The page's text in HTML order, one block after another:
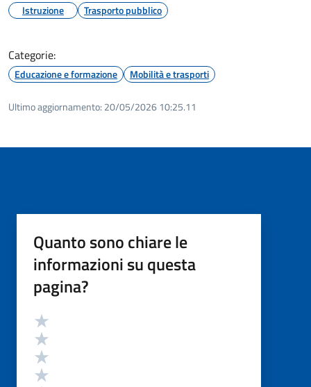
Istruzione Trasporto pubblico
Categorie:
Educazione e formazione Mobilità e trasporti
Ultimo aggiornamento: 20/05/2026 10:25.11
Quanto sono chiare le
informazioni su questa
pagina?
Valutazione